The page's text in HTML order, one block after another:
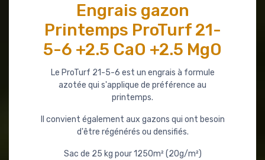
Engrais gazon
Printemps ProTurf 21-
5-6 +2.5 CaO +2.5 MgO
Le ProTurf 21-5-6 est un engrais à formule
azotée qui s'applique de préférence au
printemps.
Il convient également aux gazons qui ont besoin
d'être régénérés ou densifiés.
Sac de 25 kg pour 1250m² (20g/m²)